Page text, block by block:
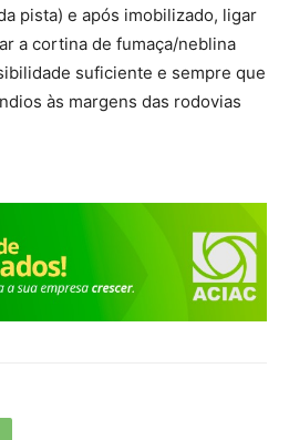
pista) e após imobilizado, ligar
a cortina de fumaça/neblina
suficiente e sempre que
às margens das rodovias